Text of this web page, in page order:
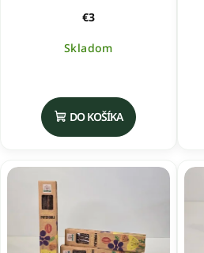
€3
Skladom
DO KOŠÍKA